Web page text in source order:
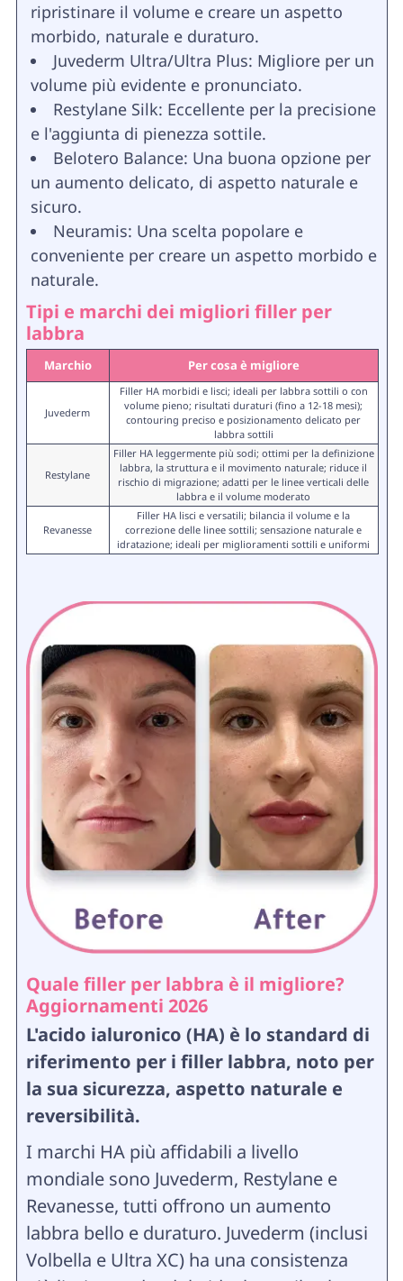
ripristinare il volume e creare un aspetto
morbido, naturale e duraturo.
Juvederm Ultra/Ultra Plus: Migliore per un
volume più evidente e pronunciato.
Restylane Silk: Eccellente per la precisione
e l'aggiunta di pienezza sottile.
Belotero Balance: Una buona opzione per
un aumento delicato, di aspetto naturale e
sicuro.
Neuramis: Una scelta popolare e
conveniente per creare un aspetto morbido e
naturale.
Tipi e marchi dei migliori filler per
labbra
Marchio Per cosa è migliore
Juvederm
Filler HA morbidi e lisci; ideali per labbra sottili o con
volume pieno; risultati duraturi (fino a 12-18 mesi);
contouring preciso e posizionamento delicato per
labbra sottili
Restylane
Filler HA leggermente più sodi; ottimi per la definizione
labbra, la struttura e il movimento naturale; riduce il
rischio di migrazione; adatti per le linee verticali delle
labbra e il volume moderato
Revanesse
Filler HA lisci e versatili; bilancia il volume e la
correzione delle linee sottili; sensazione naturale e
idratazione; ideali per miglioramenti sottili e uniformi
Quale filler per labbra è il migliore?
Aggiornamenti 2026
L'acido ialuronico (HA) è lo standard di
riferimento per i filler labbra, noto per
la sua sicurezza, aspetto naturale e
reversibilità.
I marchi HA più affidabili a livello
mondiale sono Juvederm, Restylane e
Revanesse, tutti offrono un aumento
labbra bello e duraturo. Juvederm (inclusi
Volbella e Ultra XC) ha una consistenza